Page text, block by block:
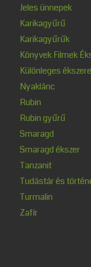
Jeles ünnepek
Karikagyűrű
Karikagyűrűk
Könyvek Filmek
Különleges
Nyaklánc
Rubin
Rubin gyűrű
Smaragd
Smaragd ékszer
Tanzanit
Tudástár és
Turmalin
Zafír